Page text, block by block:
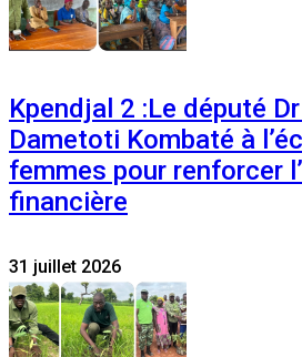
Kpendjal 2 :Le député
Dametoti Kombaté à
femmes pour renforcer
financière
31 juillet 2026